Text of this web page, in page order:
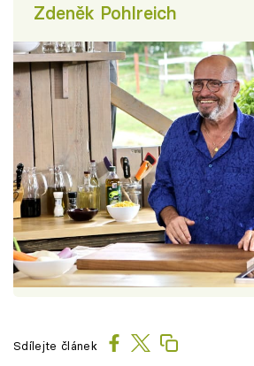
Zdeněk Pohlreich
Sdílejte článek